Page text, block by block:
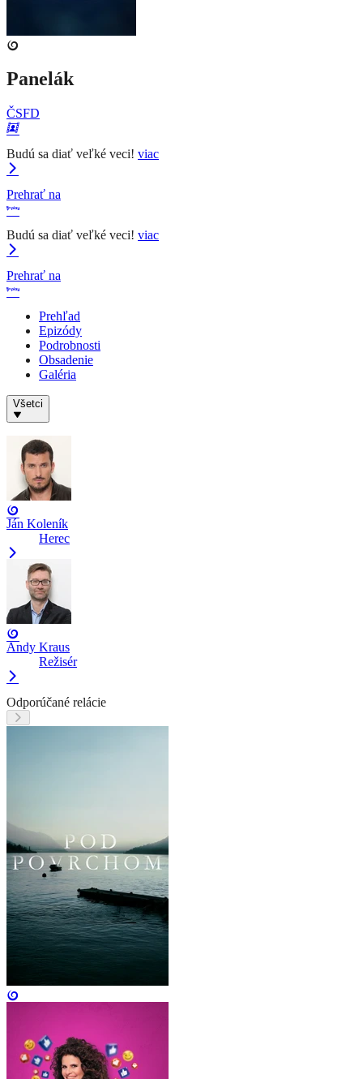
Panelák
ČSFD
Budú sa diať veľké veci! viac
Prehrať na
Budú sa diať veľké veci! viac
Prehrať na
Prehľad
Epizódy
Podrobnosti
Obsadenie
Galéria
Všetci
Ján Koleník
Herec
Andy Kraus
Režisér
Odporúčané relácie